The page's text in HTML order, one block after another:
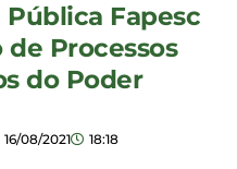
Fapesc
de Processos
do Poder
16/08/2021 18:18